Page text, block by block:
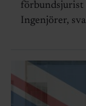
förbundsjurist
Ingenjörer,